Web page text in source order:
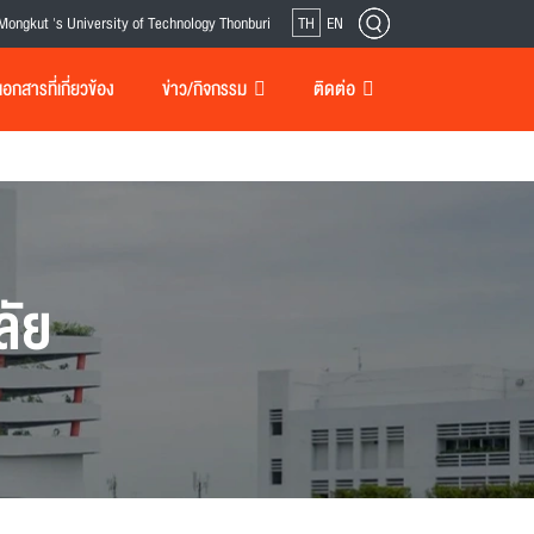
's University of Technology Thonburi TH EN
กสารที่เกี่ยวข้อง ข่าว/กิจกรรม ติดต่อ
ย